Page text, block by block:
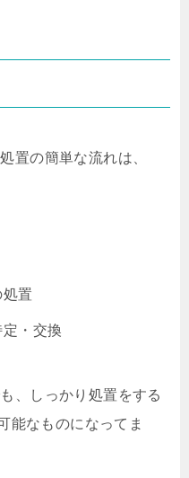
置の簡単な流れは、
置
・交換
、しっかり処置をする
能なものになってま